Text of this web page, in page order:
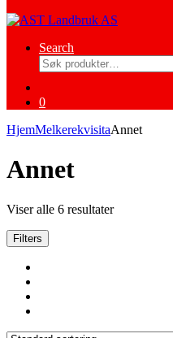
Search
Søk
etter:
0
HjemMelkerekvisitaAnnet
Annet
Viser alle 6 resultater
Filters